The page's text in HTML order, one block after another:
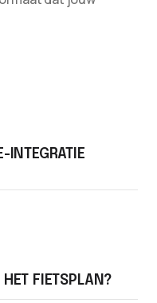
INTEGRATIE
FIETSPLAN?